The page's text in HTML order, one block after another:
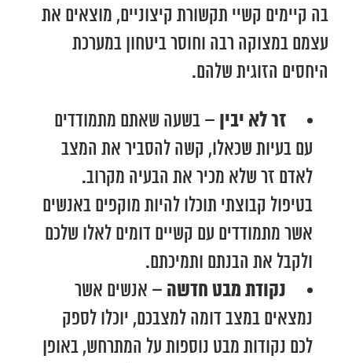
בה קיימים קשיי תקשורת קיצוניים, מוצאים את
עצמם במצוקה רבה וחוסר ביטחון במערכת
היחסים הזוגית שלהם.
זר לא יבין – בשעה שאתם מתמודדים
עם בעיות שכאלו, קשה להסביר את המצב
לאדם זר שלא מכיר את הבעיה מקרוב.
בטיפול קבוצתי תוכלו להיות מוקפים באנשים
אשר מתמודדים עם קשיים דומים לאלו שלכם
ולקבל את הבנתם ותמיכתם.
נקודת מבט חדשה – אנשים אשר
נמצאים במצב דומה למצבכם, יוכלו לספק
לכם נקודות מבט נוספות על המתרחש, באופן